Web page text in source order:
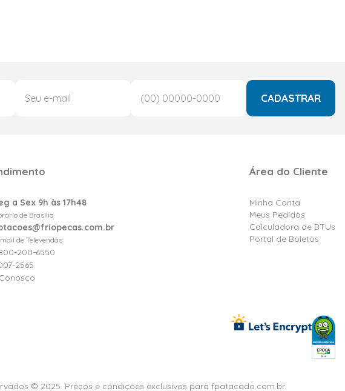
CADASTRAR
a Sex 9h às 17h48
de Brasília
de Televendas
200-6550
2565
Área do Cliente
Minha Conta
Meus Pedidos
Calculadora de BTUs
Portal de Boletos
© 2025. Preços e condições exclusivos para fpatacado.com.br.